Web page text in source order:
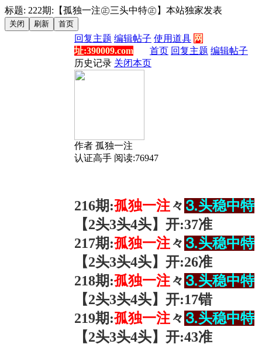
标题: 222期:【孤独一注㊣三头中特㊣】本站独家发表
回复主题 编辑帖子 使用道具 网
址:390009.com
首页 回复主题 编辑帖子
历史记录 关闭本页
作者 孤独一注
认证高手 阅读:76947
216期:孤独一注々 ⒊头稳中特
【2头3头4头】开:37准
217期:孤独一注々 ⒊头稳中特
【2头3头4头】开:26准
218期:孤独一注々 ⒊头稳中特
【2头3头4头】开:17错
219期:孤独一注々 ⒊头稳中特
【2头3头4头】开:43准